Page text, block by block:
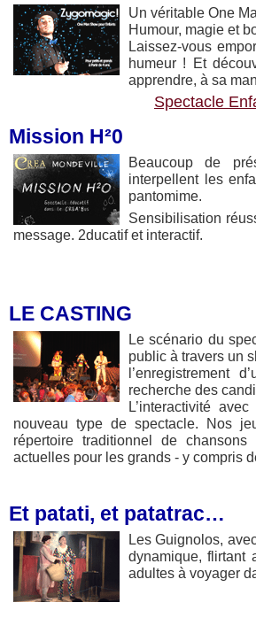
Un véritable One
Humour, magie et
Laissez-vous
humeur ! Et
apprendre, à sa
Spectacle
Mission H²0
Beaucoup de
interpellent les
pantomime.
Sensibilisation
message. 2ducatif et interactif.
LE CASTING
Le scénario du
public à travers un
l’enregistrement
recherche des
L’interactivité
nouveau type de spectacle. Nos
répertoire traditionnel de
actuelles pour les grands - y compris
Et patati, et patatrac…
Les Guignolos,
dynamique, flirtant
adultes à voyager